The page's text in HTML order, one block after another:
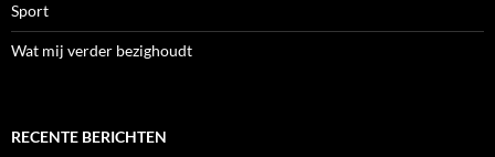
Sport
Wat mij verder bezighoudt
RECENTE BERICHTEN